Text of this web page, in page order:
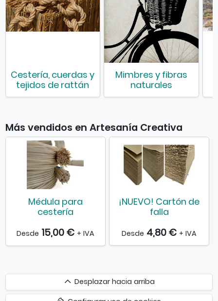
Cestería, cuerdas y
tejidos de rattán
Mimbres y fibras
naturales
Más vendidos en Artesanía Creativa
Médula para
cestería
Desde 15,00 € + IVA
¡NUEVO! Cartón de
falla
Desde 4,80 € + IVA
Desplazar
hacia
Desplazar hacia arriba